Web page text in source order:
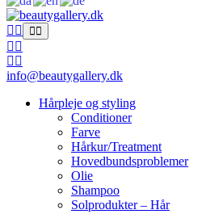
info@beautygallery.dk
Hårpleje og styling
Conditioner
Farve
Hårkur/Treatment
Hovedbundsproblemer
Olie
Shampoo
Solprodukter – Hår